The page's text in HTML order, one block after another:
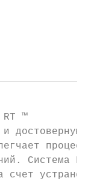
RT ™
достоверную
процесс
Система
счет